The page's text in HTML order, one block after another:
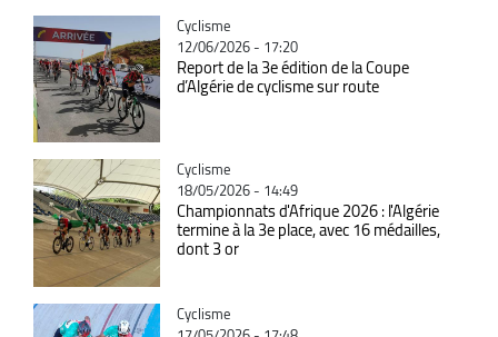
Catégorie
Cyclisme
12/06/2026 - 17:20
Report de la 3e édition de la Coupe
d’Algérie de cyclisme sur route
Catégorie
Cyclisme
18/05/2026 - 14:49
Championnats d'Afrique 2026 : l'Algérie
termine à la 3e place, avec 16 médailles,
dont 3 or
Catégorie
Cyclisme